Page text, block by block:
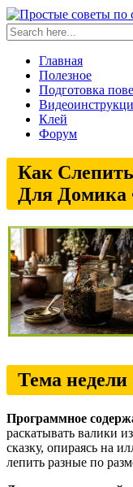
Главная
Полезное
Подготовка
Клей
Форум
Как
Для Домика
Тема
Программное
раскатывать валики
сказку, опираясь на
лепить разные по